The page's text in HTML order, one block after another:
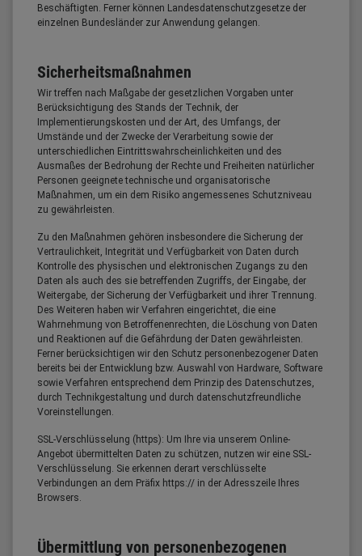
Beschäftigten. Ferner können Landesdatenschutzgesetze der
einzelnen Bundesländer zur Anwendung gelangen.
Sicherheitsmaßnahmen
Wir treffen nach Maßgabe der gesetzlichen Vorgaben unter
Berücksichtigung des Stands der Technik, der
Implementierungskosten und der Art, des Umfangs, der
Umstände und der Zwecke der Verarbeitung sowie der
unterschiedlichen Eintrittswahrscheinlichkeiten und des
Ausmaßes der Bedrohung der Rechte und Freiheiten natürlicher
Personen geeignete technische und organisatorische
Maßnahmen, um ein dem Risiko angemessenes Schutzniveau
zu gewährleisten.
Zu den Maßnahmen gehören insbesondere die Sicherung der
Vertraulichkeit, Integrität und Verfügbarkeit von Daten durch
Kontrolle des physischen und elektronischen Zugangs zu den
Daten als auch des sie betreffenden Zugriffs, der Eingabe, der
Weitergabe, der Sicherung der Verfügbarkeit und ihrer Trennung.
Des Weiteren haben wir Verfahren eingerichtet, die eine
Wahrnehmung von Betroffenenrechten, die Löschung von Daten
und Reaktionen auf die Gefährdung der Daten gewährleisten.
Ferner berücksichtigen wir den Schutz personenbezogener Daten
bereits bei der Entwicklung bzw. Auswahl von Hardware, Software
sowie Verfahren entsprechend dem Prinzip des Datenschutzes,
durch Technikgestaltung und durch datenschutzfreundliche
Voreinstellungen.
SSL-Verschlüsselung (https): Um Ihre via unserem Online-
Angebot übermittelten Daten zu schützen, nutzen wir eine SSL-
Verschlüsselung. Sie erkennen derart verschlüsselte
Verbindungen an dem Präfix https:// in der Adresszeile Ihres
Browsers.
Übermittlung von personenbezogenen